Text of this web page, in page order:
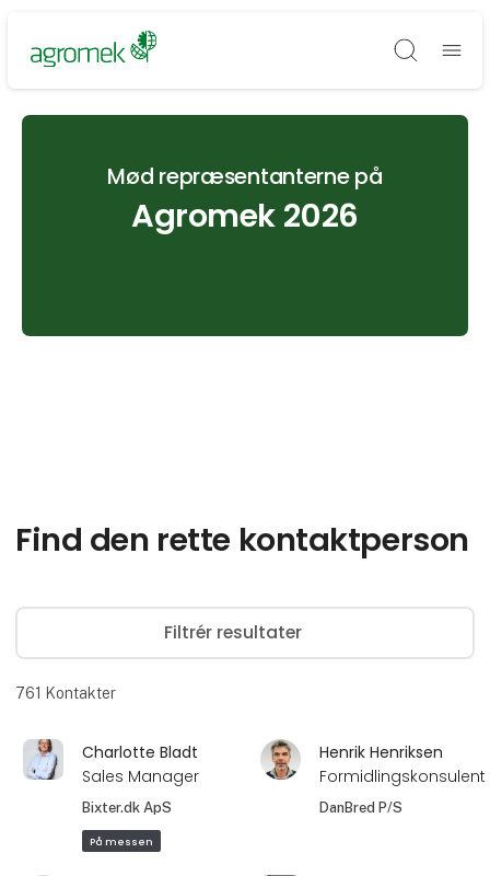
Søg
Mød repræsentanterne på
Agromek 2026
Find den rette kontaktperson
Filtrér resultater
761 Kontakter
Charlotte Bladt
Sales Manager
Bixter.dk ApS
På messen
Henrik Henriksen
Formidlingskonsulent
DanBred P/S